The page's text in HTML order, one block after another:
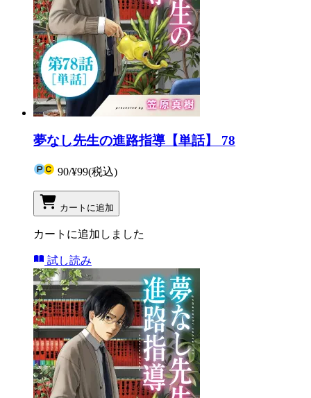
夢なし先生の進路指導【単話】 78
90/¥99(税込)
カートに追加
カートに追加しました
試し読み